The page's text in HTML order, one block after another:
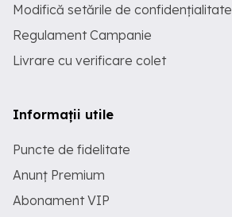
Modifică setările de confidențialitate
Regulament Campanie
Livrare cu verificare colet
Informații utile
Puncte de fidelitate
Anunț Premium
Abonament VIP